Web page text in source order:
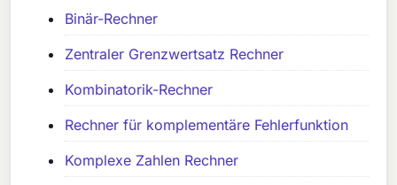
Binär-Rechner
Zentraler Grenzwertsatz Rechner
Kombinatorik-Rechner
Rechner für komplementäre Fehlerfunktion
Komplexe Zahlen Rechner